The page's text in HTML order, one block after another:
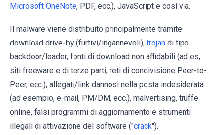
Microsoft OneNote, PDF, ecc.), JavaScript e così via.
Il malware viene distribuito principalmente tramite
download drive-by (furtivi/ingannevoli), trojan di tipo
backdoor/loader, fonti di download non affidabili (ad es,
siti freeware e di terze parti, reti di condivisione Peer-to-
Peer, ecc.), allegati/link dannosi nella posta indesiderata
(ad esempio, e-mail, PM/DM, ecc.), malvertising, truffe
online, falsi programmi di aggiornamento e strumenti
illegali di attivazione del software ("crack").